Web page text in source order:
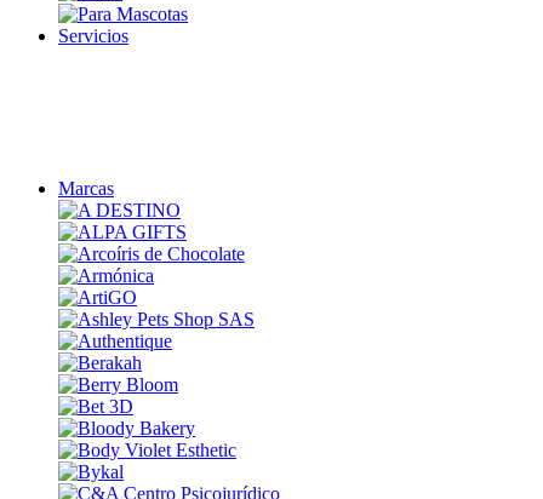
Servicios
Marcas